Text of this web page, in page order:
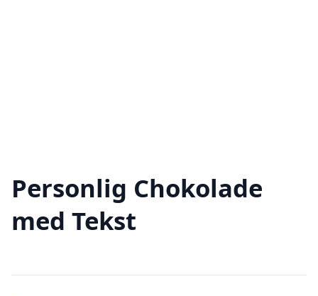
Personlig Chokolade
med Tekst